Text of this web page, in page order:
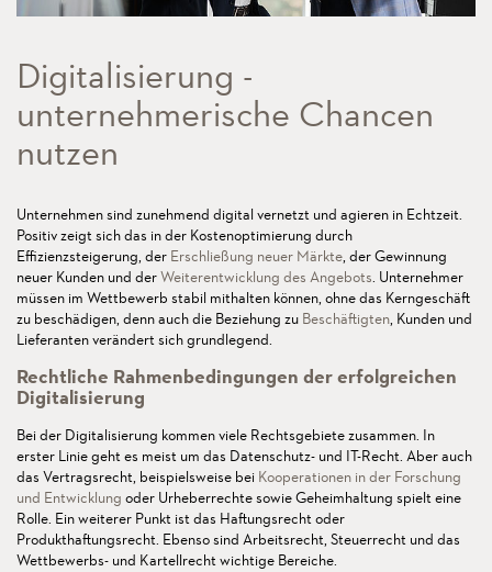
Digitalisierung -
unternehmerische Chancen
nutzen
Unternehmen sind zunehmend digital vernetzt und agieren in Echtzeit.
Positiv zeigt sich das in der Kostenoptimierung durch
Effizienzsteigerung, der Erschließung neuer Märkte, der Gewinnung
neuer Kunden und derWeiterentwicklung des Angebots. Unternehmer
müssen im Wettbewerb stabil mithalten können, ohne das Kerngeschäft
zu beschädigen, denn auch die Beziehung zu Beschäftigten, Kunden und
Lieferanten verändert sich grundlegend.
Rechtliche Rahmenbedingungen der erfolgreichen
Digitalisierung
Bei der Digitalisierung kommen viele Rechtsgebiete zusammen. In
erster Linie geht es meist um das Datenschutz- und IT-Recht. Aber auch
das Vertragsrecht, beispielsweise bei Kooperationen in der Forschung
und Entwicklung oder Urheberrechte sowie Geheimhaltung spielt eine
Rolle. Ein weiterer Punkt ist das Haftungsrecht oder
Produkthaftungsrecht. Ebenso sind Arbeitsrecht, Steuerrecht und das
Wettbewerbs- und Kartellrecht wichtige Bereiche.